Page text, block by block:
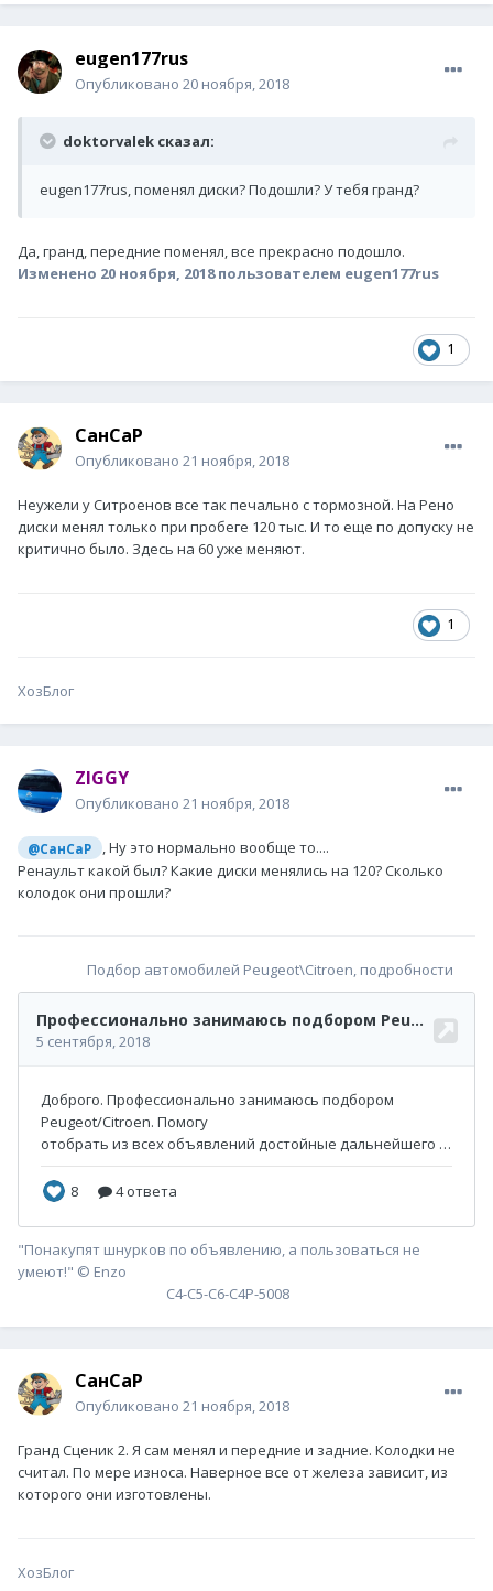
eugen177rus
Опубликовано 20 ноября, 2018
doktorvalek сказал:
eugen177rus, поменял диски? Подошли? У тебя гранд?
Да, гранд, передние поменял, все прекрасно подошло.
Изменено 20 ноября, 2018пользователем eugen177rus
1
СанСаР
Опубликовано 21 ноября, 2018
Неужели у Ситроенов все так печально с тормозной. На Рено
диски менял только при пробеге 120 тыс. И то еще по допуску не
критично было. Здесь на 60 уже меняют.
1
ХозБлог
ZIGGY
Опубликовано 21 ноября, 2018
@СанСаР
, Ну это нормально вообще то....
Ренаульт какой был? Какие диски менялись на 120? Сколько
колодок они прошли?
Подбор автомобилей Peugeot\Citroen, подробности
"Понакупят шнурков по объявлению, а пользоваться не
умеют!" © Enzo
С4-С5-С6-С4P-5008
СанСаР
Опубликовано 21 ноября, 2018
Гранд Сценик 2. Я сам менял и передние и задние. Колодки не
считал. По мере износа. Наверное все от железа зависит, из
которого они изготовлены.
ХозБлог